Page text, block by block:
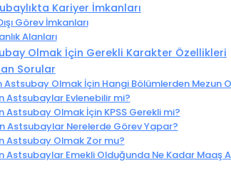
Kariyer İmkanları
Görev İmkanları
Alanları
Olmak İçin Gerekli Karakter Özellikleri
Sorular
Astsubay Olmak İçin Hangi Bölümlerden Mezun
Astsubaylar Evlenebilir mi?
Astsubay Olmak İçin KPSS Gerekli mi?
Astsubaylar Nerelerde Görev Yapar?
Astsubay Olmak Zor mu?
Astsubaylar Emekli Olduğunda Ne Kadar Maaş